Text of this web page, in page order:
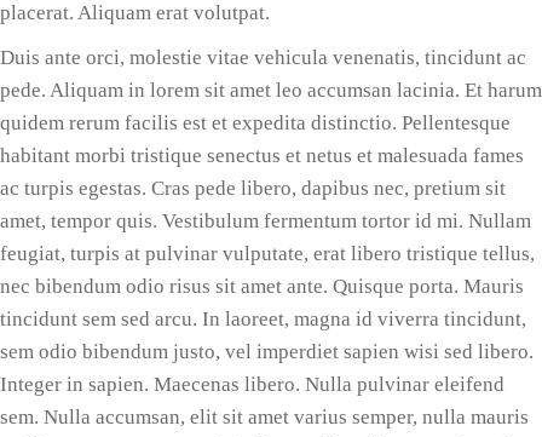
placerat. Aliquam erat volutpat.
Duis ante orci, molestie vitae vehicula venenatis, tincidunt ac
pede. Aliquam in lorem sit amet leo accumsan lacinia. Et harum
quidem rerum facilis est et expedita distinctio. Pellentesque
habitant morbi tristique senectus et netus et malesuada fames
ac turpis egestas. Cras pede libero, dapibus nec, pretium sit
amet, tempor quis. Vestibulum fermentum tortor id mi. Nullam
feugiat, turpis at pulvinar vulputate, erat libero tristique tellus,
nec bibendum odio risus sit amet ante. Quisque porta. Mauris
tincidunt sem sed arcu. In laoreet, magna id viverra tincidunt,
sem odio bibendum justo, vel imperdiet sapien wisi sed libero.
Integer in sapien. Maecenas libero. Nulla pulvinar eleifend
sem. Nulla accumsan, elit sit amet varius semper, nulla mauris